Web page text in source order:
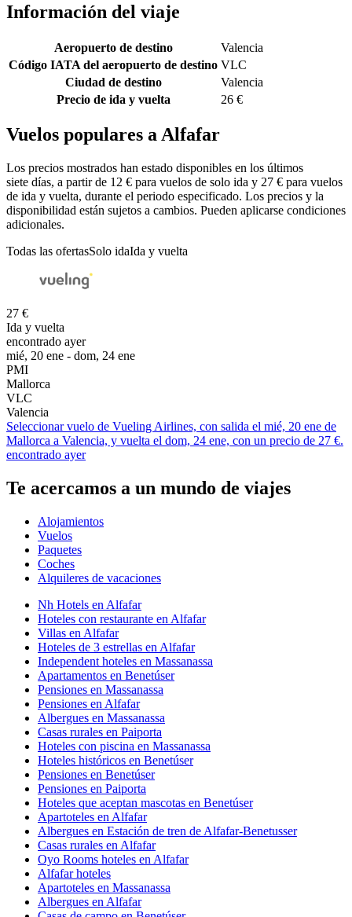
Información del viaje
Aeropuerto de destino
Valencia
Código IATA del aeropuerto de destino VLC
Ciudad de destino
Valencia
Precio de ida y vuelta
26 €
Vuelos populares a Alfafar
Los precios mostrados han estado disponibles en los últimos
siete días, a partir de 12 € para vuelos de solo ida y 27 € para vuelos
de ida y vuelta, durante el periodo especificado. Los precios y la
disponibilidad están sujetos a cambios. Pueden aplicarse condiciones
adicionales.
Todas las ofertasSolo idaIda y vuelta
27 €
Ida y vuelta
encontrado ayer
mié, 20 ene - dom, 24 ene
PMI
Mallorca
VLC
Valencia
Seleccionar vuelo de Vueling Airlines, con salida el mié, 20 ene de
Mallorca a Valencia, y vuelta el dom, 24 ene, con un precio de 27 €.
encontrado ayer
Te acercamos a un mundo de viajes
Alojamientos
Vuelos
Paquetes
Coches
Alquileres de vacaciones
Nh Hotels en Alfafar
Hoteles con restaurante en Alfafar
Villas en Alfafar
Hoteles de 3 estrellas en Alfafar
Independent hoteles en Massanassa
Apartamentos en Benetúser
Pensiones en Massanassa
Pensiones en Alfafar
Albergues en Massanassa
Casas rurales en Paiporta
Hoteles con piscina en Massanassa
Hoteles históricos en Benetúser
Pensiones en Benetúser
Pensiones en Paiporta
Hoteles que aceptan mascotas en Benetúser
Apartoteles en Alfafar
Albergues en Estación de tren de Alfafar-Benetusser
Casas rurales en Alfafar
Oyo Rooms hoteles en Alfafar
Alfafar hoteles
Apartoteles en Massanassa
Albergues en Alfafar